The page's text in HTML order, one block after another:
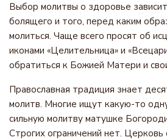
Выбор молитвы о здоровье
болящего и того, перед каким
молиться. Чаще всего просят об
иконами «Целительница» и
обратиться к Божией Матери и
Православная традиция знает
молитв. Многие ищут какую-то
сильную молитву матушке
Строгих ограничений нет.